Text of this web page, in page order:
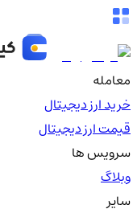
معامله
خرید ارز دیجیتال
قیمت ارز دیجیتال
سرویس ها
وبلاگ
سایر